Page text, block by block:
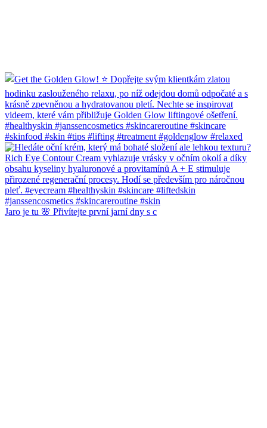
Jaro je tu 🌸 Přivítejte první jarní dny s c